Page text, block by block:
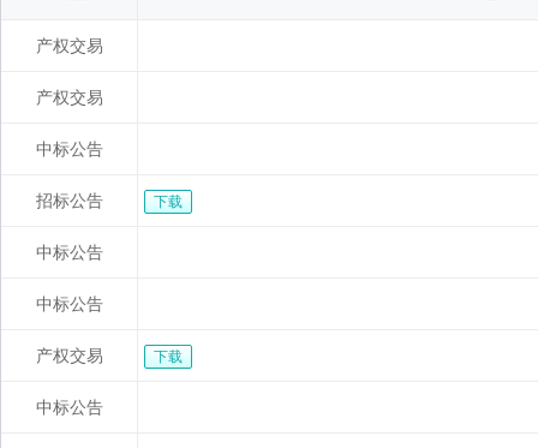
产权交易
产权交易
中标公告
招标公告 下载
中标公告
中标公告
产权交易 下载
中标公告